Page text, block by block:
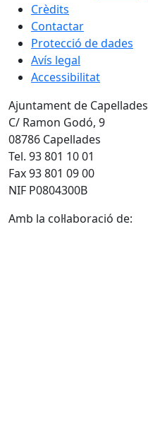
Crèdits
Contactar
Protecció de dades
Avís legal
Accessibilitat
Ajuntament de Capellades
C/ Ramon Godó, 9
08786 Capellades
Tel. 93 801 10 01
Fax 93 801 09 00
NIF P0804300B
Amb la col·laboració de: